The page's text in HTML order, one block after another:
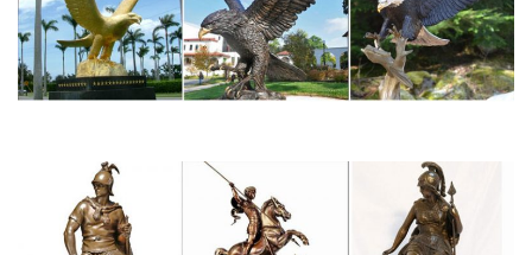
Сувенир…
Здесь Вы сможете найти скульптуры Древней Греции и
Древнего Рима, сделанные из бронзы, полистоуна и других
материалов.Доспехи. Пушки. Статуэтки и
Фэн шуй. Свадебные подарки.
Подарки. Боги древней Греции, герои мифов